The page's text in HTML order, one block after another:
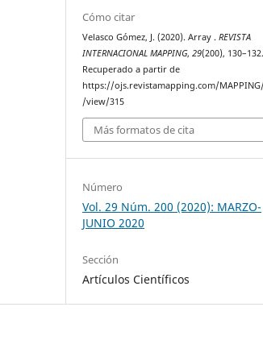
Cómo citar
Velasco Gómez, J. (2020). Array .REVISTA
INTERNACIONAL MAPPING,29(200), 130–132.
Recuperado a partir de
https://ojs.revistamapping.com/
/view/315
Más formatos de cita
Número
Vol. 29 Núm. 200 (2020): MARZO-
JUNIO 2020
Sección
Artículos Científicos